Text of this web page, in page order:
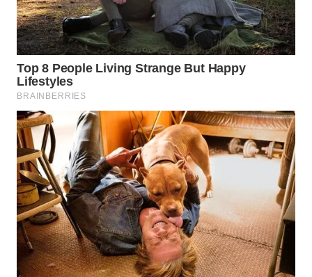
KALTENG
WN
KALTARA
WN
KALSEL
WN
KALTIM
WN
SULSEL
WN
GORONTALO